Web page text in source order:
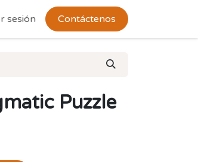
sesión Contáctenos
Puzzle